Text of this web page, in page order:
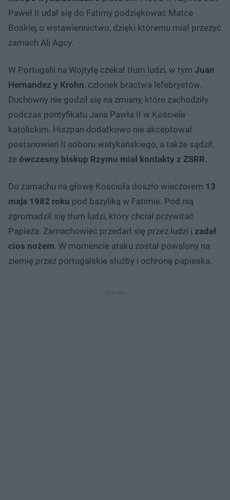
Paweł II udał się do Fatimy podziękować Matce
Boskiej o wstawiennictwo, dzięki któremu miał przeżyć
zamach Ali Agcy.
W Portugalii na Wojtyłę czekał tłum ludzi, w tym Juan
Hernandez y Krohn, członek bractwa lefebrystów.
Duchowny nie godził się na zmiany, które zachodziły
podczas pontyfikatu Jana Pawła II w Kościele
katolickim. Hiszpan dodatkowo nie akceptował
postanowień II soboru watykańskiego, a także sądził,
że ówczesny biskup Rzymu miał kontakty z ZSRR.
Do zamachu na głowę Kościoła doszło wieczorem 13
maja 1982 roku pod bazyliką w Fatimie. Pod nią
zgromadził się tłum ludzi, który chciał przywitać
Papieża. Zamachowiec przedarł się przez ludzi i zadał
cios nożem. W momencie ataku został powalony na
ziemię przez portugalskie służby i ochronę papieska.